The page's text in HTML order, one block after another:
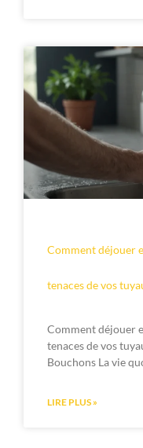
Comment déjouer
tenaces de vos
Comment déjouer
tenaces de vos
Bouchons La vie
LIRE PLUS »